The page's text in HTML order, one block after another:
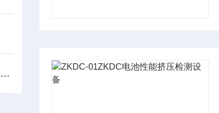
滑动摩擦磨损试验机原理及应用领域解析